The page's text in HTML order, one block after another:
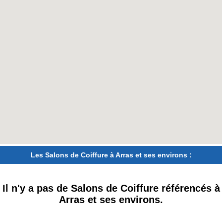
Les Salons de Coiffure à Arras et ses environs :
Il n'y a pas de Salons de Coiffure référencés à
Arras et ses environs.